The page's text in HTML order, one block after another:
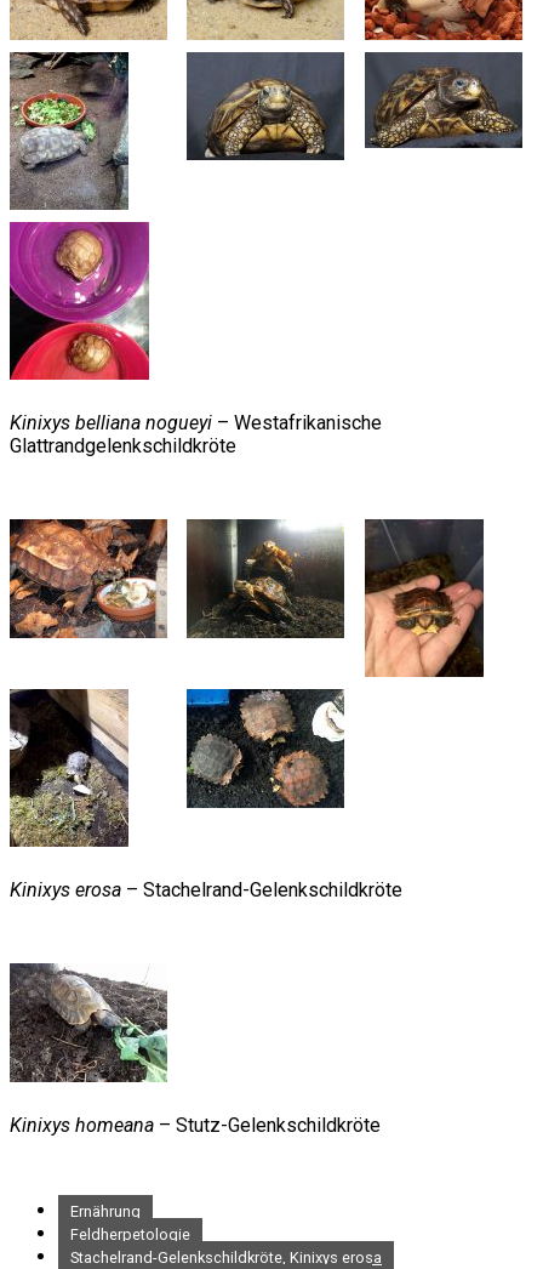
Kinixys belliana nogueyi – Westafrikanische
Glattrandgelenkschildkröte
Kinixys erosa – Stachelrand-Gelenkschildkröte
Kinixys homeana – Stutz-Gelenkschildkröte
Ernährung
Feldherpetologie
Stachelrand-Gelenkschildkröte, Kinixys erosa